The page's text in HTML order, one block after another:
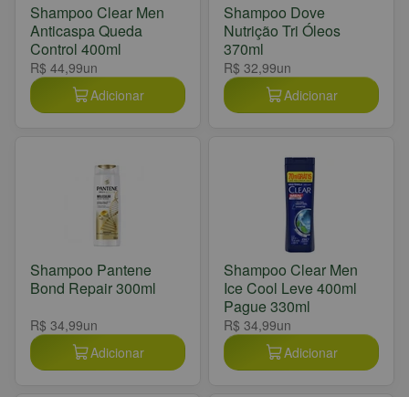
Shampoo Clear Men
Anticaspa Queda
Control 400ml
R$ 44,99un
Adicionar
Shampoo Dove
Nutrição Tri Óleos
370ml
R$ 32,99un
Adicionar
Shampoo Pantene
Bond Repair 300ml
R$ 34,99un
Adicionar
Shampoo Clear Men
Ice Cool Leve 400ml
Pague 330ml
R$ 34,99un
Adicionar